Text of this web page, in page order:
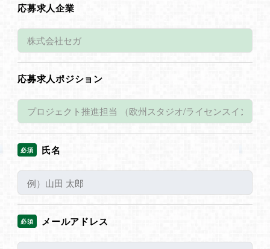
応募求人企業
応募求人ポジション
必須 氏名
必須 メールアドレス